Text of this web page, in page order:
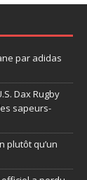
par adidas
Dax Rugby
sapeurs-
plutôt qu’un